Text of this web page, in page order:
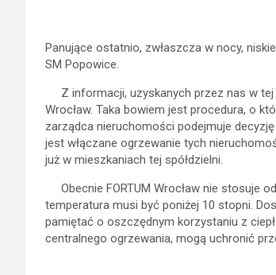
Panujące ostatnio, zwłaszcza w nocy,
SM Popowice.
Z informacji, uzyskanych przez nas w tej
Wrocław. Taka bowiem jest procedura, o
zarządca nieruchomości podejmuje
jest włączane ogrzewanie tych
już w mieszkaniach tej spółdzielni.
Obecnie FORTUM Wrocław nie stosuje
temperatura musi być poniżej 10 stopni.
pamiętać o oszczędnym korzystaniu z
centralnego ogrzewania, mogą uchronić